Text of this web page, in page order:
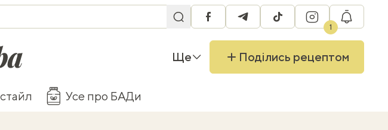
facebooktelegramtiktok instagram
1
Ще Поділись рецептом
Усе про БАДи